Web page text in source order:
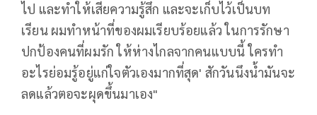
ไป และทําให้เสียความรู้สึก และจะเก็บไว้เป็นบท
เรียน ผมทําหน้าที่ของผมเรียบร้อยแล้ว ในการรักษา
ปกป้องคนที่ผมรัก ให้ห่างไกลจากคนแบบนี้ ใครทํา
อะไรย่อมรู้อยู่แก่ใจตัวเองมากที่สุด' สักวันนึงนํ้ามันจะ
ลดแล้วตอจะผุดขึ้นมาเอง"